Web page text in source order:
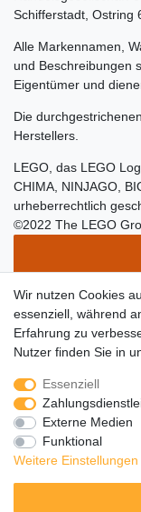
Schifferstadt, Ostring
Alle Markennamen,
und Beschreibungen
Eigentümer und
Die
Herstellers.
LEGO, das LEGO
CHIMA, NINJAGO,
urheberrechtlich
©2022 The LEGO
Wir nutzen Cookies
essenziell, während
Erfahrung zu
Nutzer finden Sie in
Essenziell
Externe Medien
Funktional
Weitere Einstellungen